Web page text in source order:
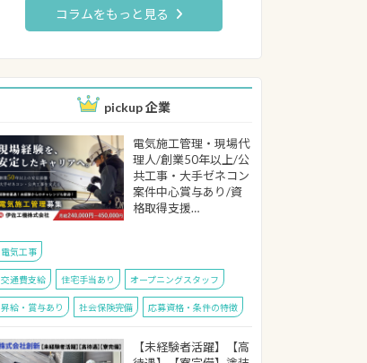
コラムをもっと見る
pickup 企業
電気施工管理・現場代
理人/創業50年以上/公
共工事・大手ゼネコン
案件中心賞与あり/資
格取得支援…
電気工事
交通費支給 住宅手当あり オープニングスタッフ
昇給・賞与あり 社会保険完備 応募資格・条件の特徴
【未経験者活躍】【高